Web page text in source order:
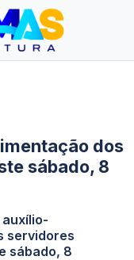
dos
sábado, 8
servidores
sábado, 8